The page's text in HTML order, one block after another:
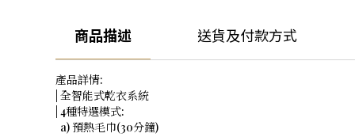
商品描述 送貨及付款方式
產品詳情:
| 全智能式乾衣系統
| 4種特選模式:
a) 預熱毛巾(30分鐘)